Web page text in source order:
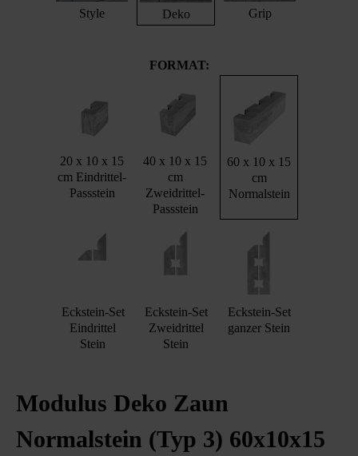
Style Deko Grip
FORMAT:
20 x 10 x 15
cm Eindrittel-
Passstein
40 x 10 x 15
cm
Zweidrittel-
Passstein
60 x 10 x 15
cm
Normalstein
Eckstein-Set
Eindrittel
Stein
Eckstein-Set
Zweidrittel
Stein
Eckstein-Set
ganzer Stein
Modulus Deko Zaun
Normalstein (Typ 3) 60x10x15